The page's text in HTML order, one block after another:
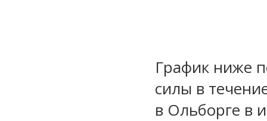
График ниже
силы в
в Ольборге в